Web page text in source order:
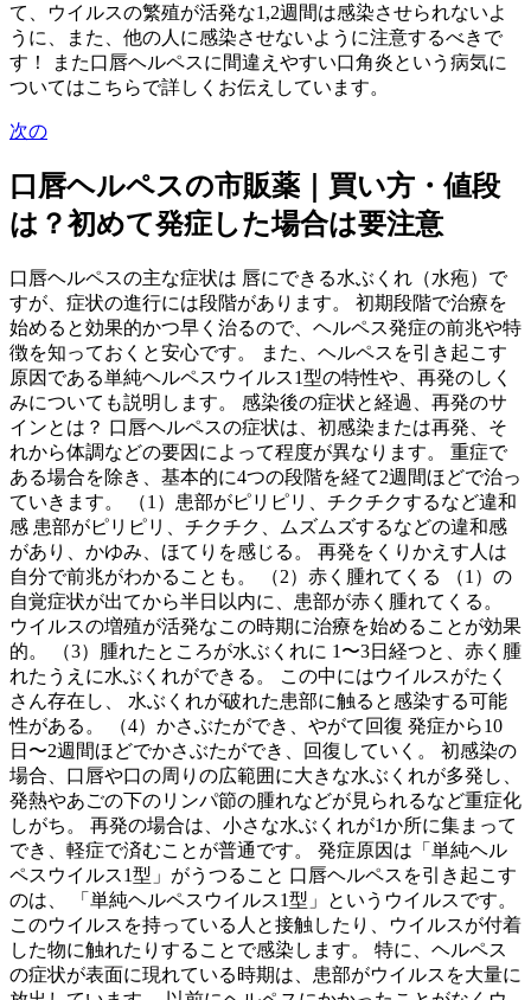
て、ウイルスの繁殖が活発な1,2週間は感染させられないよ
うに、また、他の人に感染させないように注意するべきで
す！ また口唇ヘルペスに間違えやすい口角炎という病気に
ついてはこちらで詳しくお伝えしています。
次の
口唇ヘルペスの市販薬｜買い方・値段
は？初めて発症した場合は要注意
口唇ヘルペスの主な症状は 唇にできる水ぶくれ（水疱）で
すが、症状の進行には段階があります。 初期段階で治療を
始めると効果的かつ早く治るので、ヘルペス発症の前兆や特
徴を知っておくと安心です。 また、ヘルペスを引き起こす
原因である単純ヘルペスウイルス1型の特性や、再発のしく
みについても説明します。 感染後の症状と経過、再発のサ
インとは？ 口唇ヘルペスの症状は、初感染または再発、そ
れから体調などの要因によって程度が異なります。 重症で
ある場合を除き、基本的に4つの段階を経て2週間ほどで治っ
ていきます。 （1）患部がピリピリ、チクチクするなど違和
感 患部がピリピリ、チクチク、ムズムズするなどの違和感
があり、かゆみ、ほてりを感じる。 再発をくりかえす人は
自分で前兆がわかることも。 （2）赤く腫れてくる （1）の
自覚症状が出てから半日以内に、患部が赤く腫れてくる。
ウイルスの増殖が活発なこの時期に治療を始めることが効果
的。 （3）腫れたところが水ぶくれに 1〜3日経つと、赤く腫
れたうえに水ぶくれができる。 この中にはウイルスがたく
さん存在し、 水ぶくれが破れた患部に触ると感染する可能
性がある。 （4）かさぶたができ、やがて回復 発症から10
日〜2週間ほどでかさぶたができ、回復していく。 初感染の
場合、口唇や口の周りの広範囲に大きな水ぶくれが多発し、
発熱やあごの下のリンパ節の腫れなどが見られるなど重症化
しがち。 再発の場合は、小さな水ぶくれが1か所に集まって
でき、軽症で済むことが普通です。 発症原因は「単純ヘル
ペスウイルス1型」がうつること 口唇ヘルペスを引き起こす
のは、 「単純ヘルペスウイルス1型」というウイルスです。
このウイルスを持っている人と接触したり、ウイルスが付着
した物に触れたりすることで感染します。 特に、ヘルペス
の症状が表面に現れている時期は、患部がウイルスを大量に